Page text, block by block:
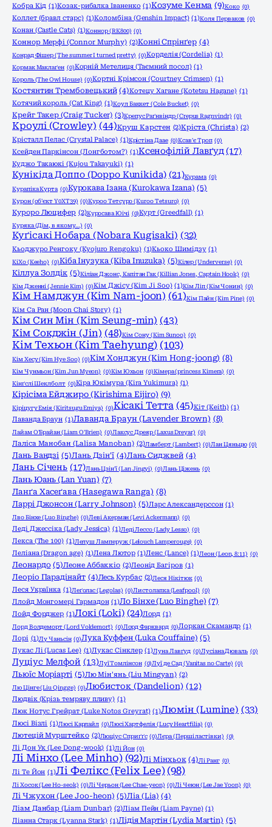
Кобра Кід (1)Козак-рибалка Іваненко (1)Козуме Кенма (9)Коко (0)
Коллет (бравл старс) (1)Коломбіна (Genshin Impact) (1)Коля Перваков (0)
Конан (Castle Cats) (1)Коннор (RK800) (0)
Коннор Мерфі (Connor Murphy) (2)Конні Спрінґер (4)
Конрад Фішер (The summer I turned pretty) (0)Корделія (Cordelia) (1)
Кормак Маклаґен (0)Корній Метелиця (Таємний посол) (1)
Король (The Owl House) (0)Кортні Крімсон (Courtney Crimsen) (1)
Костянтин Трембовецький (4)Котецу Хагане (Kotetsu Hagane) (1)
Котячий король (Cat King) (1)Коул Баккет (Cole Bucket) (0)
Крейг Такер (Craig Tucker) (3)Крепус Раґнвіндр (Crepus Ragnvindr) (0)
Кроулі (Crowley) (44)Круш Карстен (2)Кріста (Christa) (2)
Крісталл Пелас (Crystal Palace) (1)Крістіна Даае (0)Ксав'є Троп (0)
Ксейден Паркінсон (Лонгботом?) (1)Ксенофілій Лавґуд (17)
Куджо Такаюкі (Kujou Takayuki) (1)
Кунікіда Доппо (Doppo Kunikida) (21)Курама (0)
Курапіка Курта (0)Курокава Ізана (Kurokawa Izana) (5)
Курон (об'єкт Y0XT39) (0)Куроо Тетсуро (Kuroo Tetsuro) (0)
Куроро Люцифер (2)Куросава Юічі (0)Курт (Greedfall) (1)
Куряка (Дім, в якому…) (0)
Куґісакі Нобара (Nobara Kugisaki) (32)
Кьоджуро Ренгоку (Kyojuro Rengoku) (1)Кьоко Шимідзу (1)
КіХо (Keeho) (0)Кіба Інузука (Kiba Inuzuka) (5)Кілер (Underverse) (0)
Кіллуа Золдік (5)Кіліан Джонс, Капітан Гак (Killian Jones, Captain Hook) (0)
Кім Дженні (Jennie Kim) (0)Кім Джісу (Kim Ji Soo) (1)Кім Ліп (Кім Чонин) (0)
Кім Намджун (Kim Nam-joon) (61)Кім Пайн (Kim Pine) (0)
Кім Са Ран (Moon Chai Story) (1)
Кім Син Мін (Kim Seung-min) (43)
Кім Сокджін (Jin) (48)Кім Сону (Kim Sunoo) (0)
Кім Техьон (Kim Taehyung) (103)
Кім Хесу (Kim Hye Soo) (0)Кім Хонджун (Kim Hong-joong) (8)
Кім Чунмьон (Kim Jun Myeon) (0)Кім Юхьон (0)Кімера (princess Kimera) (0)
Кінґслі Шеклболт (0)Кіра Юкімура (Kira Yukimura) (1)
Кірісіма Ейджиро (Kirishima Eijiro) (9)
Кіріцугу Емія (Kiritsugu Emiya) (0)Кісакі Тетта (45)Кіт (Keith) (1)
Лаванда Браун (1)Лаванда Браун (Lavender Brown) (8)
Лайам О'Брайан (Liam O'Brien) (0)Лаксус Дреяр (Laxus Dreyar) (0)
Лаліса Манобан (Lalisa Manoban) (2)Ламберт (Lambert) (0)Лан Цяньцю (0)
Лань Вандзі (5)Лань Дзін'ї (4)Лань Сиджвей (4)
Лань Січень (17)Лань Цзін'ї (Lan Jingyi) (0)Лань Ціжень (0)
Лань Юань (Lan Yuan) (7)
Ланґа Хасеґава (Hasegawa Ranga) (8)
Ларрі Джонсон (Larry Johnson) (5)Ларс Александерссон (1)
Лво Бінхе (Luo Binghe) (0)Леві Акерман (Levi Ackermann) (0)
Леді Джессіка (Lady Jessica) (1)Леді Лессо (Lady Lesso) (0)
Лекса (The 100) (1)Лелуш Ламперуж (Lelouch Lamperouge) (0)
Леліана (Dragon age) (1)Лена Лютор (1)Ленс (Lance) (1)Леон (Leon, 8:11) (0)
Леонардо (5)Леоне Аббаккіо (2)Леонід Багіров (1)
Леоріо Парадінайт (4)Лесь Курбас (2)Леся Нікітюк (0)
Леся Українка (1)Леґолас (Legolas) (0)Листолапка (Leafpool) (0)
Ллойд Монгомері Гармадон (1)Ло Бінхе (Luo Binghe) (7)
Лойд Форджер (1)Локі (Loki) (24)Лорд (1)
Лорд Волдеморт (Lord Voldemort) (0)Лорд Фарквард (0)Лоркан Скамандр (1)
Лорі (1)Лу Чаньсін (0)Лука Куффен (Luka Couffaine) (5)
Лукас Лі (Lucas Lee) (1)Лукас Сінклер (1)Луна Лавґуд (0)Лусіана Дюваль (0)
Луціус Мелфой (13)Луї Томлінсон (0)Луї де Сад (Vanitas no Carte) (0)
Льюїс Моріарті (5)Лю Мін'янь (Liu Mingyan) (2)
Лю Цінге (Liu Qingge) (0)Любисток (Dandelion) (12)
Людвік (Крізь темряву пливу) (1)
Люк Нотус Грейрат (Luke Notos Greyrat) (1)Люмін (Lumine) (33)
Люсі Візлі (1)Люсі Карлайл (0)Люсі Хартфелія (Lucy Heartfilia) (0)
Лютецій Мурштейко (2)Люціус Сприґґс (0)Лєра (Перші ластівки) (0)
Лі Дон Ук (Lee Dong-wook) (1)Лі Йон (0)
Лі Мінхо (Lee Minho) (92)Лі Мінхьок (4)Лі Ранг (0)
Лі Те Йон (1)Лі Фелікс (Felix Lee) (98)
Лі Хосок (Lee Ho-seok) (0)Лі Черьон (Lee Chae-yeon) (0)Лі Чеюн (Lee Jae Yoon) (0)
Лі Чжухон (Lee Joo-heon) (5)Ліа (Lia) (4)
Ліам Данбар (Liam Dunbar) (2)Ліам Пейн (Liam Payne) (1)
Ліанна Старк (Lyanna Stark) (1)Лідія Мартін (Lydia Martin) (5)